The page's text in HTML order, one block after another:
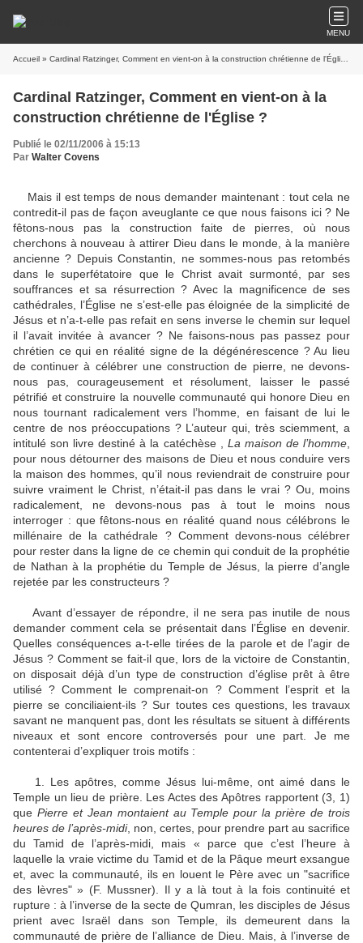
MENU
Accueil » Cardinal Ratzinger, Comment en vient-on à la construction chrétienne de l'Église ?
Cardinal Ratzinger, Comment en vient-on à la
construction chrétienne de l'Église ?
Publié le 02/11/2006 à 15:13
Par Walter Covens
Mais il est temps de nous demander maintenant : tout cela ne
contredit-il pas de façon aveuglante ce que nous faisons ici ? Ne
fêtons-nous pas la construction faite de pierres, où nous
cherchons à nouveau à attirer Dieu dans le monde, à la manière
ancienne ? Depuis Constantin, ne sommes-nous pas retombés
dans le superfétatoire que le Christ avait surmonté, par ses
souffrances et sa résurrection ? Avec la magnificence de ses
cathédrales, l’Église ne s’est-elle pas éloignée de la simplicité de
Jésus et n’a-t-elle pas refait en sens inverse le chemin sur lequel
il l’avait invitée à avancer ? Ne faisons-nous pas passez pour
chrétien ce qui en réalité signe de la dégénérescence ? Au lieu
de continuer à célébrer une construction de pierre, ne devons-
nous pas, courageusement et résolument, laisser le passé
pétrifié et construire la nouvelle communauté qui honore Dieu en
nous tournant radicalement vers l’homme, en faisant de lui le
centre de nos préoccupations ? L’auteur qui, très sciemment, a
intitulé son livre destiné à la catéchèse , La maison de l’homme
pour nous détourner des maisons de Dieu et nous conduire vers
la maison des hommes, qu’il nous reviendrait de construire pour
suivre vraiment le Christ, n’était-il pas dans le vrai ? Ou, moins
radicalement, ne devons-nous pas à tout le moins nous
interroger : que fêtons-nous en réalité quand nous célébrons le
millénaire de la cathédrale ? Comment devons-nous célébrer
pour rester dans la ligne de ce chemin qui conduit de la prophétie
de Nathan à la prophétie du Temple de Jésus, la pierre d’angle
rejetée par les constructeurs ?
Avant d’essayer de répondre, il ne sera pas inutile de nous
demander comment cela se présentait dans l’Église en devenir.
Quelles conséquences a-t-elle tirées de la parole et de l’agir de
Jésus ? Comment se fait-il que, lors de la victoire de Constantin,
on disposait déjà d’un type de construction d’église prêt à être
utilisé ? Comment le comprenait-on ? Comment l’esprit et la
pierre se conciliaient-ils ? Sur toutes ces questions, les travaux
savant ne manquent pas, dont les résultats se situent à différents
niveaux et sont encore controversés pour une part. Je me
contenterai d’expliquer trois motifs :
1. Les apôtres, comme Jésus lui-même, ont aimé dans le
Temple un lieu de prière. Les Actes des Apôtres rapportent (3, 1)
que Pierre et Jean montaient au Temple pour la prière de trois
heures de l’après-midi, non, certes, pour prendre part au sacrifice
du Tamid de l’après-midi, mais « parce que c’est l’heure à
laquelle la vraie victime du Tamid et de la Pâque meurt exsangue
et, avec la communauté, ils en louent le Père avec un "sacrifice
des lèvres" » (F. Mussner). Il y a là tout à la fois continuité et
rupture : à l’inverse de la secte de Qumran, les disciples de Jésus
prient avec Israël dans son Temple, ils demeurent dans la
communauté de prière de l’alliance de Dieu. Mais, à l’inverse de